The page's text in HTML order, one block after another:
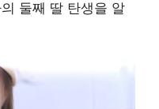
둘째 딸 탄생을 알